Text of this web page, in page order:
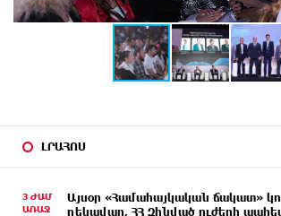
ԼՐԱՀՈՍ
3 ԺԱՄ
ԱՌԱՋ
Այսօր «Համահայկական ճակատ»
ղեկավար, ՀՀ Զինված ուժերի